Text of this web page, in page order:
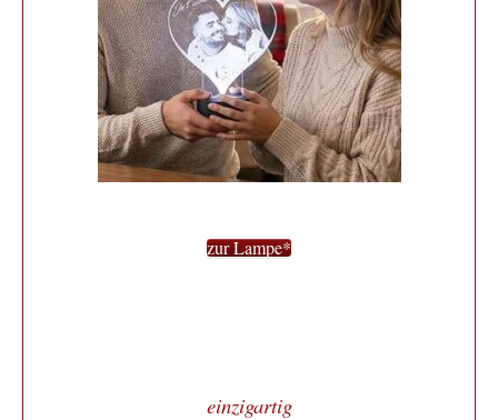
zur Lampe*
einzigartig